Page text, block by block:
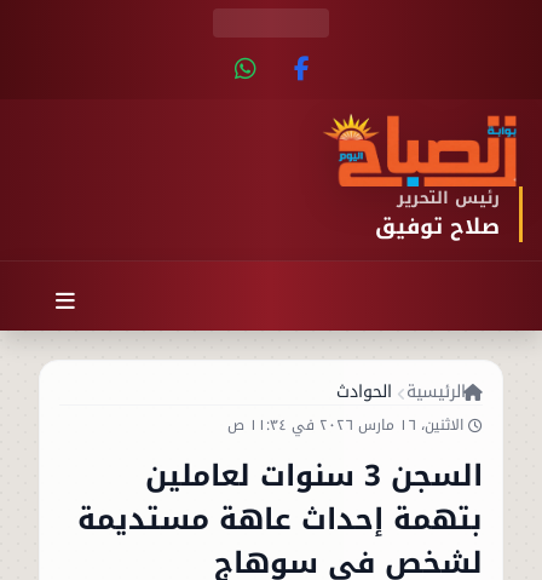
رئيس التحرير
صلاح توفيق
الرئيسية الحوادث
الاثنين، ١٦ مارس ٢٠٢٦ في ١١:٣٤ ص
السجن 3 سنوات لعاملين
بتهمة إحداث عاهة مستديمة
لشخص في سوهاج